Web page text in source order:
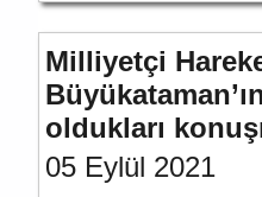
Milliyetçi
oldukları
05 Eylül 2021